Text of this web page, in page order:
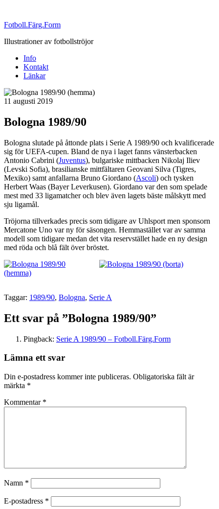
Fotboll.Färg.Form
Illustrationer av fotbollströjor
Info
Kontakt
Länkar
Publicerat
11 augusti 2019
Bologna 1989/90
Bologna slutade på åttonde plats i Serie A 1989/90 och kvalificerade
sig för UEFA-cupen. Bland de nya i laget fanns vänsterbacken
Antonio Cabrini (Juventus), bulgariske mittbacken Nikolaj Iliev
(Levski Sofia), brasilianske mittfältaren Geovani Silva (Tigres,
Mexiko) samt anfallarna Bruno Giordano (Ascoli) och tysken
Herbert Waas (Bayer Leverkusen). Giordano var den som spelade
mest med 33 ligamatcher och blev även lagets bäste målskytt med
sju ligamål.
Tröjorna tillverkades precis som tidigare av Uhlsport men sponsorn
Mercatone Uno var ny för säsongen. Hemmastället var av samma
modell som tidigare medan det vita reservstället hade en ny design
med röda och blå fält över bröstet.
Taggar: 1989/90, Bologna, Serie A
Ett svar på ”Bologna 1989/90”
Pingback: Serie A 1989/90 – Fotboll.Färg.Form
Lämna ett svar
Din e-postadress kommer inte publiceras. Obligatoriska fält är
märkta *
Kommentar *
Namn *
E-postadress *